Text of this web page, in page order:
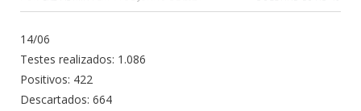
14/06
Testes realizados: 1.086
Positivos: 422
Descartados: 664